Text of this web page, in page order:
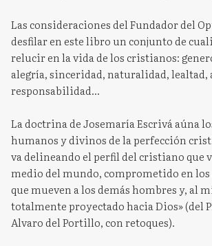
Las consideraciones del Fundador del
desfilar en este libro un conjunto de
relucir en la vida de los cristianos:
alegría, sinceridad, naturalidad, lealtad,
responsabilidad...
La doctrina de Josemaría Escrivá aúna
humanos y divinos de la perfección
va delineando el perfil del cristiano que
medio del mundo, comprometido en los
que mueven a los demás hombres y, al
totalmente proyectado hacia Dios» (del
Alvaro del Portillo, con retoques).